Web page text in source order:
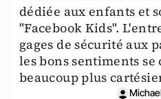
dédiée aux enfants et
"Facebook Kids".
gages de sécurité aux
les bons sentiments
beaucoup plus